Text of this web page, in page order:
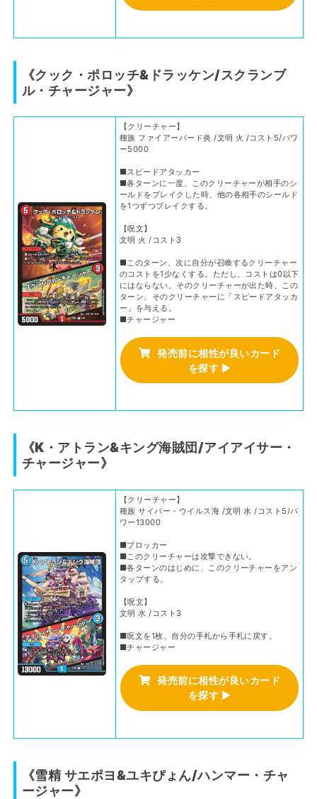
《クック・ポロッチ&ドラッケン/スクランブ
ル・チャージャー》
【クリーチャー】
種族 ファイアーバード炎 /文明 火 /コスト5/パワ
ー5000
■スピードアタッカー
■各ターンに一度、このクリーチャーが相手のシ
ールドをブレイクした時、他の各相手のシールド
を1つずつブレイクする。
【呪文】
文明 火 /コスト3
■このターン、次に自分が召喚するクリーチャー
のコストを1少なくする。ただし、コストは0以下
にはならない。そのクリーチャーが出た時、この
ターン、そのクリーチャーに「スピードアタッカ
ー」を与える。
■チャージャー
発売前に相性が良いカード
を探す ▶
《K・アトラン&キング海賊団/アイアイサー・
チャージャー》
【クリーチャー】
種族 サイバー・ウイルス海 /文明 水 /コスト5/パ
ワー13000
■ブロッカー
■このクリーチャーは攻撃できない。
■各ターンのはじめに、このクリーチャーをアン
タップする。
【呪文】
文明 水 /コスト3
■呪文を1枚、自分の手札から手札に戻す。
■チャージャー
発売前に相性が良いカード
を探す ▶
《雪精 サエポヨ&ユキぴょん/ハンマー・チャ
ージャー》